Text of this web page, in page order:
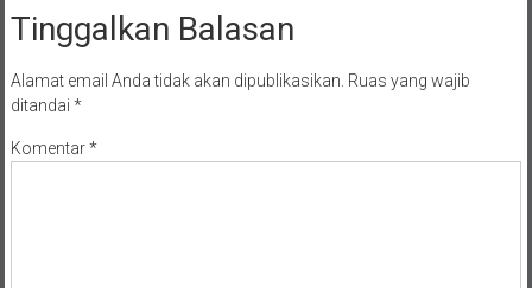
Tinggalkan Balasan
Alamat email Anda tidak akan dipublikasikan. Ruas yang wajib
ditandai *
Komentar*